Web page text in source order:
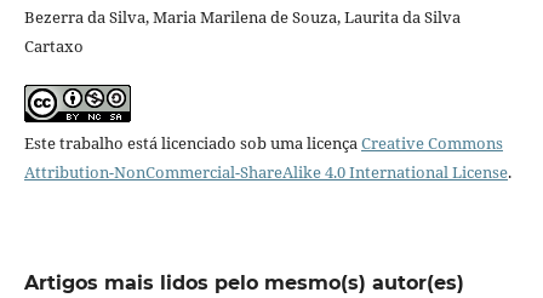
Bezerra da Silva, Maria Marilena de Souza, Laurita da Silva
Cartaxo
Este trabalho está licenciado sob uma licençaCreative Commons
Attribution-NonCommercial-ShareAlike 4.0 International License.
Artigos mais lidos pelo mesmo(s) autor(es)